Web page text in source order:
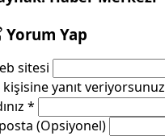
Yorum Yap
sitesi
kişisine yanıt veriyorsunuz
*
(Opsiyonel)